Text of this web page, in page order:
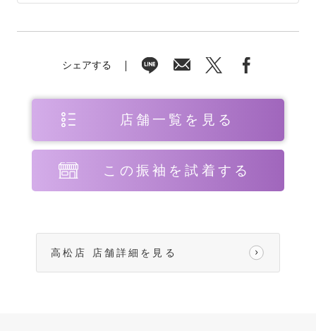
シェアする
店舗一覧を見る
この振袖を試着する
高松店 店舗詳細を見る